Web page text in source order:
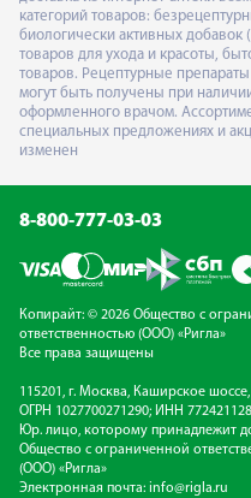
категорий товаров:
биологически активных
товаров для ухода и красоты,
товаров. Рецептурные
могут быть получены при
оформленного врачом.
специальных предложениях и
изменен
8-800-777-03-03
Копирайт: © 2026 Общество с
ответственностью (ООО) «Ригла»
Все права защищены
115201, г. Москва, Каширское шоссе,
ОГРН 1027700271290; ИНН
Юр. лицо, которому принадлежит
Общество с ограниченной
(ООО) «Ригла»
Электронная почта: info@rigla.ru